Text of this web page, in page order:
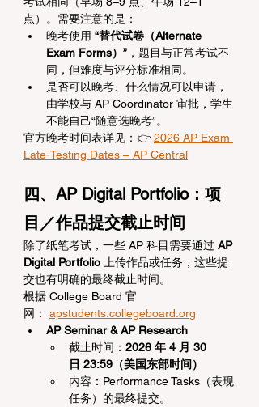
点）。需要注意的是：
晚考使用 “替代试卷（Alternate
Exam Forms）” ，题目与正常考试不
同，但难度与评分标准相同。
是否可以晚考、什么情况可以申请，
由学校与 AP Coordinator 审批，学生
不能自己“随意选晚考”。
官方晚考时间表详见：👉 2026 AP Exam
Late-Testing Dates – AP Central
四、AP Digital Portfolio：项
目／作品提交截止时间
除了纸笔考试，一些 AP 科目需要通过 AP
Digital Portfolio 上传作品或任务，这些提
交也有明确的最终截止时间。
根据 College Board 官
网： apstudents.collegeboard.org
AP Seminar & AP Research
截止时间： 2026 年 4 月 30
日 23:59（美国东部时间）
内容：Performance Tasks（表现
任务）的最终提交。